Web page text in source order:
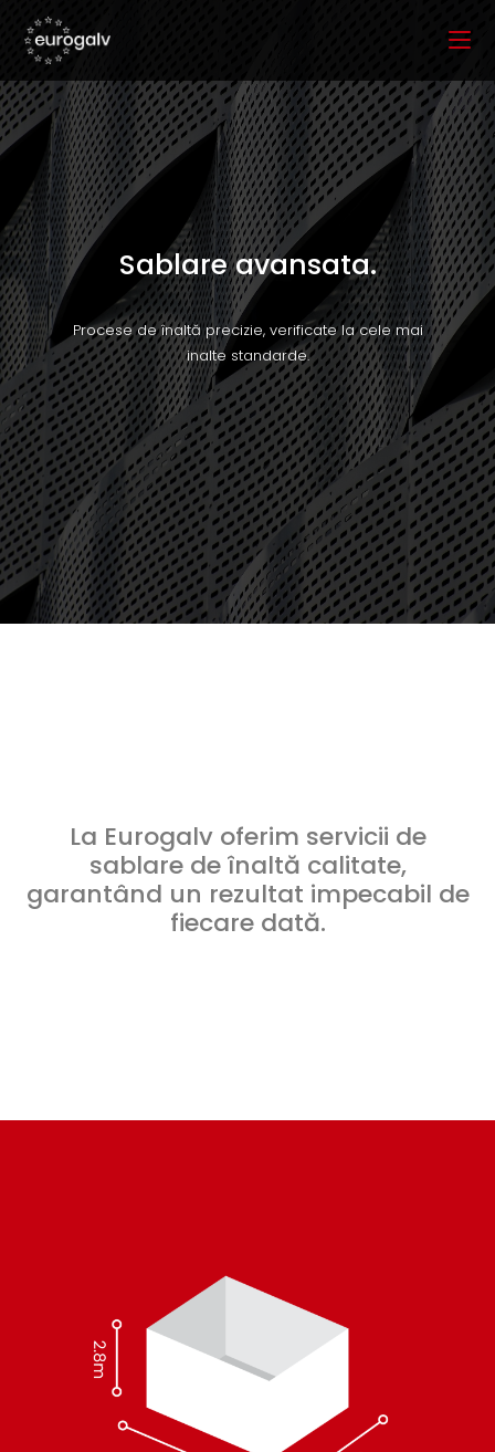
Sablare avansata.
Procese de înaltă precizie, verificate la cele mai
inalte standarde.
La Eurogalv oferim servicii de
sablare de înaltă calitate,
garantând un rezultat impecabil de
fiecare dată.